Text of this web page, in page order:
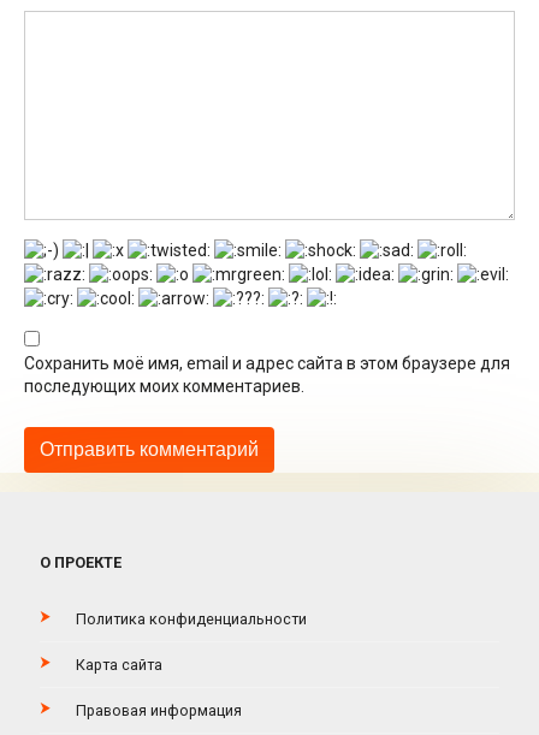
Сохранить моё имя, email и адрес сайта в этом браузере для
последующих моих комментариев.
О ПРОЕКТЕ
Политика конфиденциальности
Карта сайта
Правовая информация